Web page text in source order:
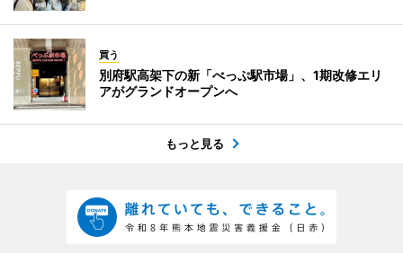
買う
別府駅高架下の新「べっぷ駅市場」、1期改修エリ
アがグランドオープンへ
もっと見る